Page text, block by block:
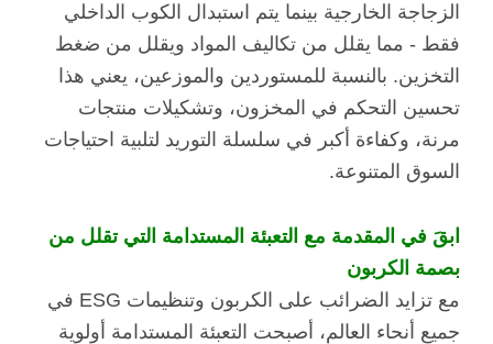
الزجاجة الخارجية بينما يتم استبدال الكوب الداخلي
فقط - مما يقلل من تكاليف المواد ويقلل من ضغط
التخزين. بالنسبة للمستوردين والموزعين، يعني هذا
تحسين التحكم في المخزون، وتشكيلات منتجات
مرنة، وكفاءة أكبر في سلسلة التوريد لتلبية احتياجات
السوق المتنوعة.
ابقَ في المقدمة مع التعبئة المستدامة التي تقلل من
بصمة الكربون
مع تزايد الضرائب على الكربون وتنظيمات ESG في
جميع أنحاء العالم، أصبحت التعبئة المستدامة أولوية